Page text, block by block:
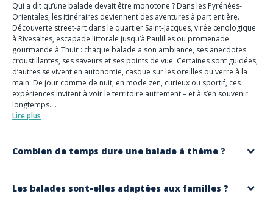
Qui a dit qu’une balade devait être monotone ? Dans les Pyrénées-
Orientales, les itinéraires deviennent des aventures à part entière.
Découverte street-art dans le quartier Saint-Jacques, virée œnologique
à Rivesaltes, escapade littorale jusqu’à Paulilles ou promenade
gourmande à Thuir : chaque balade a son ambiance, ses anecdotes
croustillantes, ses saveurs et ses points de vue. Certaines sont guidées,
d’autres se vivent en autonomie, casque sur les oreilles ou verre à la
main. De jour comme de nuit, en mode zen, curieux ou sportif, ces
expériences invitent à voir le territoire autrement – et à s’en souvenir
longtemps.
d’originalité. Des guides passionnés, des formats pour tous les goûts,
des histoires fascinantes et des panoramas waouh. Un vrai shoot de
culture et de plaisir catalan à chaque pas.
Lire plus
Combien de temps dure une balade à thème ?
circuits vélo peuvent durer toute la journée.
Les balades sont-elles adaptées aux familles ?